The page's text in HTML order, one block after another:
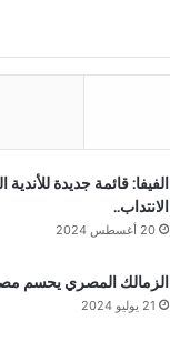
الفيفا: قائمة جديدة
الانتداب..
20 أغسطس 2024
الزمالك المصري يحسم
21 يوليو 2024